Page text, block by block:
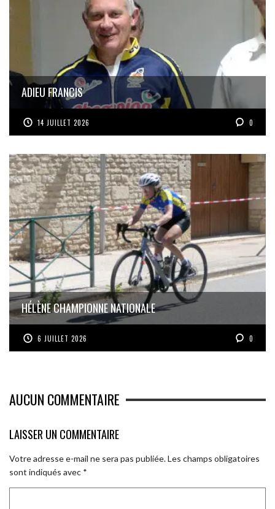
ADIEU FRANCIS
14 JUILLET 2026 0
HÉLÈNE CHAMPIONNE NATIONALE
6 JUILLET 2026 0
AUCUN COMMENTAIRE
LAISSER UN COMMENTAIRE
Votre adresse e-mail ne sera pas publiée.Les champs obligatoires
sont indiqués avec *